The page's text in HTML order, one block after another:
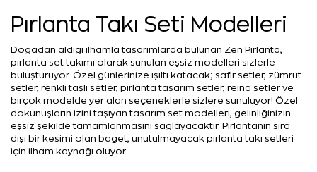
Pırlanta Takı Seti Modelleri
Doğadan aldığı ilhamla tasarımlarda bulunan Zen Pırlanta,
pırlanta set takımı olarak sunulan eşsiz modelleri sizlerle
buluşturuyor. Özel günlerinize ışıltı katacak; safir setler, zümrüt
setler, renkli taşlı setler, pırlanta tasarım setler, reina setler ve
birçok modelde yer alan seçeneklerle sizlere sunuluyor! Özel
dokunuşların izini taşıyan tasarım set modelleri, gelinliğinizin
eşsiz şekilde tamamlanmasını sağlayacaktır. Pırlantanın sıra
dışı bir kesimi olan baget, unutulmayacak pırlanta takı setleri
için ilham kaynağı oluyor.